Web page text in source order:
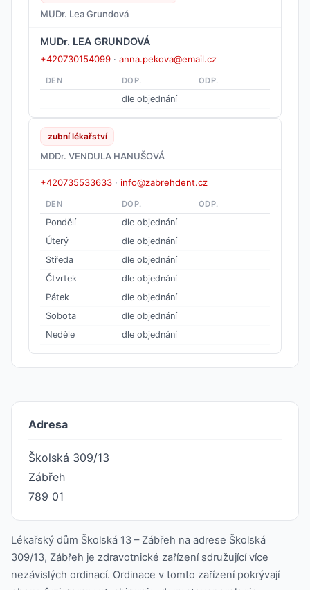
MUDr. Lea Grundová
MUDr. LEA GRUNDOVÁ
+420730154099 · anna.pekova@email.cz
DEN DOP. ODP.
dle objednání
zubní lékařství
MDDr. VENDULA HANUŠOVÁ
+420735533633 · info@zabrehdent.cz
DEN DOP. ODP.
Pondělí
dle objednání
Úterý
dle objednání
Středa
dle objednání
Čtvrtek
dle objednání
Pátek
dle objednání
Sobota
dle objednání
Neděle
dle objednání
Adresa
Školská 309/13
Zábřeh
789 01
Lékařský dům Školská 13 – Zábřeh na adrese Školská
309/13, Zábřeh je zdravotnické zařízení sdružující více
nezávislých ordinací. Ordinace v tomto zařízení pokrývají